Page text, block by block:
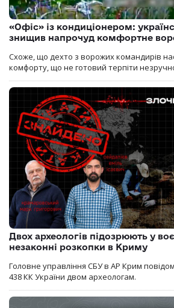
«Офіс» із кондиціонером:
знищив напрочуд комфортне
Схоже, що дехто з ворожих командирів
комфорту, що не готовий терпіти
Двох археологів підозрюють у
незаконні розкопки в Криму
Головне управління СБУ в АР Крим
438 КК України двом археологам.